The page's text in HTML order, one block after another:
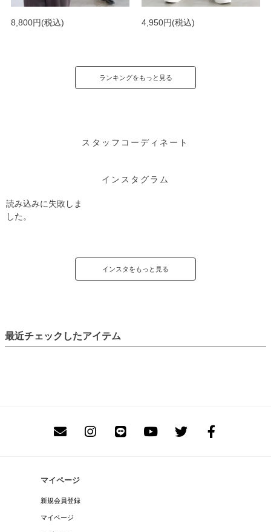
8,800円(税込) 4,950円(税込)
ランキングをもっと見る
スタッフコーディネート
インスタグラム
読み込みに失敗しま
した。
インスタをもっと見る
最近チェックしたアイテム
マイページ
新規会員登録
マイページ